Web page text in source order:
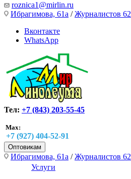
roznica1@mirlin.ru
Ибрагимова, 61а /Журналистов 62
Вконтакте
WhatsApp
Тел: +7 (843) 203-55-45
Max:
+7 (927) 404-52-91
Оптовикам
Ибрагимова, 61а /Журналистов 62
Услуги